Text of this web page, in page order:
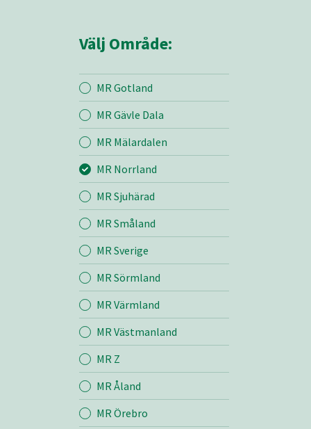
Mina sidor
MR Norrland
Entreprenad
Bemanning
Välj Område:
MR Gotland
MR Gävle Dala
MR Mälardalen
MR Norrland
MR Sjuhärad
MR Småland
MR Sverige
MR Sörmland
MR Värmland
MR Västmanland
MR Z
MR Åland
MR Örebro